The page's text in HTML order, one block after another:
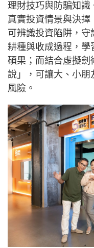
理財技巧與防騙知識
真實投資情景與決擇
可辨識投資陷阱，
耕種與收成過程，
碩果；而結合虛擬
說」，可讓大、小
風險。